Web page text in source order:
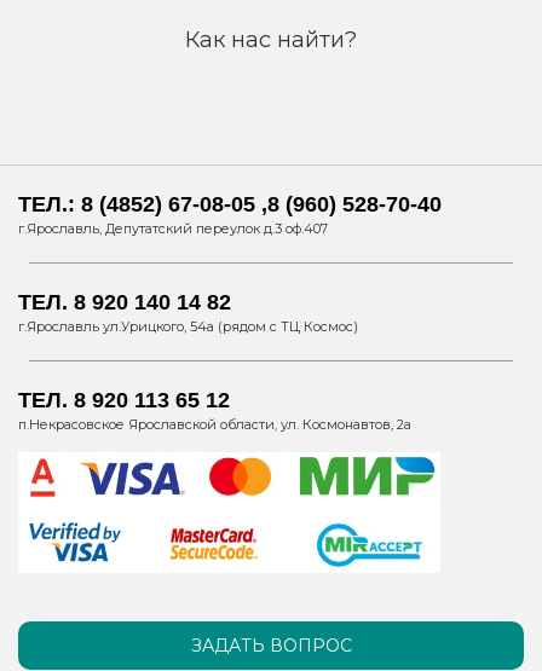
Как нас найти?
ТЕЛ.: 8 (4852) 67-08-05 ,8 (960) 528-70-40
г.Ярославль, Депутатский переулок д.3 оф.407
ТЕЛ. 8 920 140 14 82
г.Ярославль ул.Урицкого, 54а (рядом с ТЦ Космос)
ТЕЛ. 8 920 113 65 12
п.Некрасовское Ярославской области, ул. Космонавтов, 2а
ЗАДАТЬ ВОПРОС